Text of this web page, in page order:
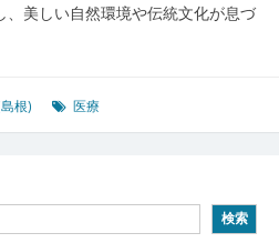
美しい自然環境や伝統文化が息づ
根) 医療
検索